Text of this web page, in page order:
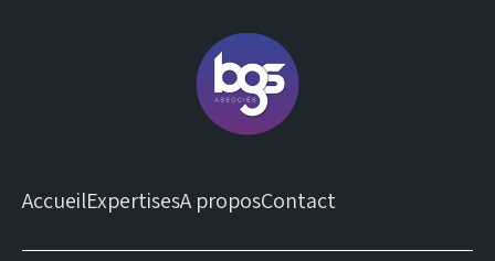
AccueilExpertisesA proposContact